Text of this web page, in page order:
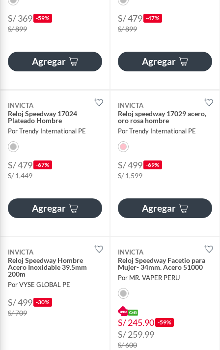
S/ 369 -59%
S/ 899
Agregar
S/ 479 -47%
S/ 899
Agregar
INVICTA
Reloj Speedway 17024
Plateado Hombre
Por Trendy International PE
S/ 479 -67%
S/ 1,449
Agregar
INVICTA
Reloj speedway 17029 acero,
oro rosa hombre
Por Trendy International PE
S/ 499 -69%
S/ 1,599
Agregar
INVICTA
Reloj Speedway Hombre
Acero Inoxidable 39.5mm
200m
Por VYSE GLOBAL PE
S/ 499 -30%
S/ 709
INVICTA
Reloj Speedway Facetio para
Mujer- 34mm. Acero 51000
Por MR. VAPER PERU
S/ 245.90 -59%
S/ 259.99
S/ 600